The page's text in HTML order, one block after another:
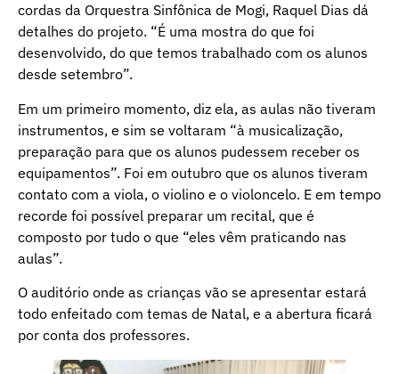
cordas da Orquestra Sinfônica de Mogi, Raquel Dias dá
detalhes do projeto. “É uma mostra do que foi
desenvolvido, do que temos trabalhado com os alunos
desde setembro”.
Em um primeiro momento, diz ela, as aulas não tiveram
instrumentos, e sim se voltaram “à musicalização,
preparação para que os alunos pudessem receber os
equipamentos”. Foi em outubro que os alunos tiveram
contato com a viola, o violino e o violoncelo. E em tempo
recorde foi possível preparar um recital, que é
composto por tudo o que “eles vêm praticando nas
aulas”.
O auditório onde as crianças vão se apresentar estará
todo enfeitado com temas de Natal, e a abertura ficará
por conta dos professores.